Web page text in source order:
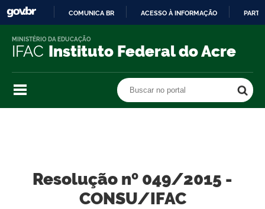
O
COMUNICA BR ACESSO À INFORMAÇÃO
IFAC Instituto Federal do Acre
MINISTÉRIO DA EDUCAÇÃO
Buscar no portal
Resolução nº 049/2015 -
CONSU/IFAC